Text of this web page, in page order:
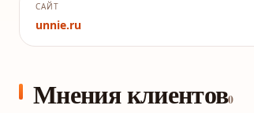
САЙТ
unnie.ru
Мнения клиентов0